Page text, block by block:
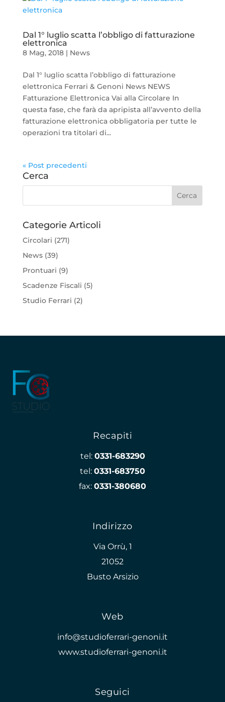
Dal 1° luglio scatta l’obbligo di fatturazione
elettronica
8 Mag, 2018| News
Dal 1° luglio scatta l’obbligo di fatturazione
elettronica Ferrari & Genoni News NEWS
Fatturazione Elettronica Vai alla Circolare In
questa fase, che farà da apripista all’avvento della
fatturazione elettronica obbligatoria per tutte le
operazioni tra titolari di...
« Post precedenti
Cerca
Categorie Articoli
Circolari (271)
News(39)
Prontuari (9)
Scadenze Fiscali (5)
Studio Ferrari (2)
Recapiti
tel: 0331-683290
tel: 0331-683750
fax: 0331-380680
Indirizzo
Via Orrù, 1
21052
Busto Arsizio
Web
info@studioferrari-genoni.it
www.studioferrari-genoni.it
Seguici